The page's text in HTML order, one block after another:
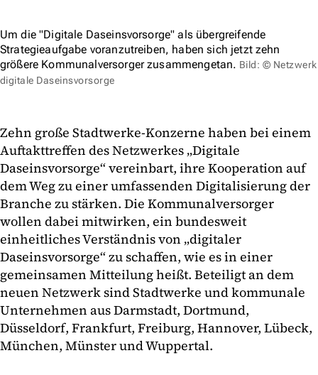
Um die "Digitale Daseinsvorsorge" als übergreifende
Strategieaufgabe voranzutreiben, haben sich jetzt zehn
größere Kommunalversorger zusammengetan. Bild: © Netzwerk
digitale Daseinsvorsorge
Zehn große Stadtwerke-Konzerne haben bei einem
Auftakttreffen des Netzwerkes „Digitale
Daseinsvorsorge“ vereinbart, ihre Kooperation auf
dem Weg zu einer umfassenden Digitalisierung der
Branche zu stärken. Die Kommunalversorger
wollen dabei mitwirken, ein bundesweit
einheitliches Verständnis von „digitaler
Daseinsvorsorge“ zu schaffen, wie es in einer
gemeinsamen Mitteilung heißt. Beteiligt an dem
neuen Netzwerk sind Stadtwerke und kommunale
Unternehmen aus Darmstadt, Dortmund,
Düsseldorf, Frankfurt, Freiburg, Hannover, Lübeck,
München, Münster und Wuppertal.